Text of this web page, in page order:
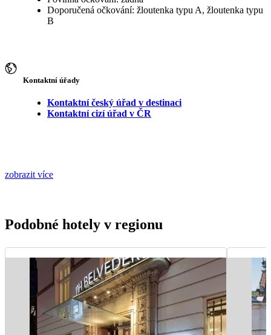
Doporučená očkování: žloutenka typu A, žloutenka typu
B
Kontaktní úřady
Kontaktní český úřad v destinaci
Kontaktní cizí úřad v ČR
zobrazit více
Podobné hotely v regionu